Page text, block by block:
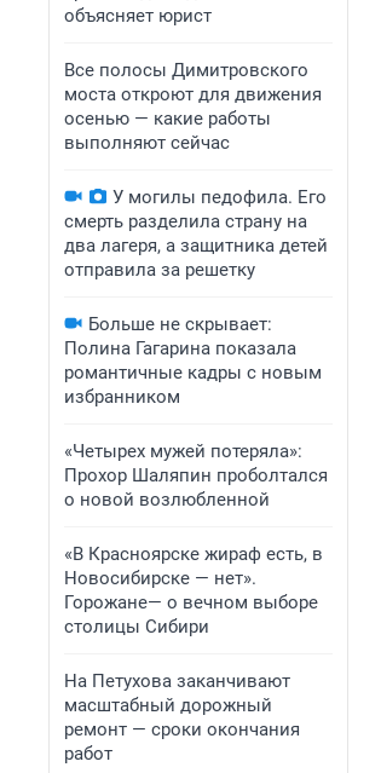
объясняет юрист
Все полосы Димитровского
моста откроют для движения
осенью — какие работы
выполняют сейчас
У могилы педофила. Его
смерть разделила страну на
два лагеря, а защитника детей
отправила за решетку
Больше не скрывает:
Полина Гагарина показала
романтичные кадры с новым
избранником
«Четырех мужей потеряла»:
Прохор Шаляпин проболтался
о новой возлюбленной
«В Красноярске жираф есть, в
Новосибирске — нет».
Горожане— о вечном выборе
столицы Сибири
На Петухова заканчивают
масштабный дорожный
ремонт — сроки окончания
работ